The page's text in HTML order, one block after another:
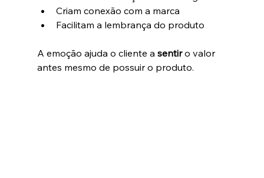
Criam conexão com a marca
Facilitam a lembrança do produto
A emoção ajuda o cliente a sentir o valor
antes mesmo de possuir o produto.